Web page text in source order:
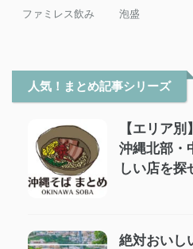
ファミレス飲み 泡盛
人気！まとめ記事シリーズ
【エリア
沖縄北部・
しい店を探
絶対おいし